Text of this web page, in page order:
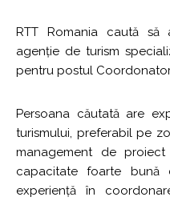
RTT Romania caută să
agenție de turism
pentru postul
Persoana căutată are
turismului, preferabil pe
management de
capacitate foarte bună
experiență în